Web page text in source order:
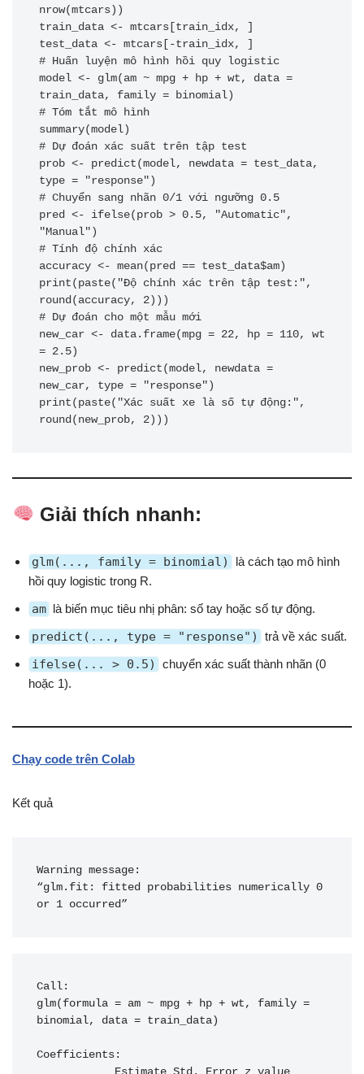
nrow(mtcars))
train_data <- mtcars[train_idx, ]
test_data <- mtcars[-train_idx, ]
# Huấn luyện mô hình hồi quy logistic
model <- glm(am ~ mpg + hp + wt, data =
train_data, family = binomial)
# Tóm tắt mô hình
summary(model)
# Dự đoán xác suất trên tập test
prob <- predict(model, newdata = test_data,
type = "response")
# Chuyển sang nhãn 0/1 với ngưỡng 0.5
pred <- ifelse(prob > 0.5, "Automatic",
"Manual")
# Tính độ chính xác
accuracy <- mean(pred == test_data$am)
print(paste("Độ chính xác trên tập test:",
round(accuracy, 2)))
# Dự đoán cho một mẫu mới
new_car <- data.frame(mpg = 22, hp = 110, wt
= 2.5)
new_prob <- predict(model, newdata =
new_car, type = "response")
print(paste("Xác suất xe là số tự động:",
round(new_prob, 2)))
Giải thích nhanh:
glm(..., family = binomial)
là cách tạo mô hình
hồi quy logistic trong R.
am là biến mục tiêu nhị phân: số tay hoặc số tự động.
predict(..., type = "response") trả về xác suất.
ifelse(... > 0.5)
chuyển xác suất thành nhãn (0
hoặc 1).
Chạy code trên Colab
Kết quả
Warning message:
“glm.fit: fitted probabilities numerically 0
Call:
glm(formula = am ~ mpg + hp + wt, family =
binomial, data = train_data)
Coefficients: